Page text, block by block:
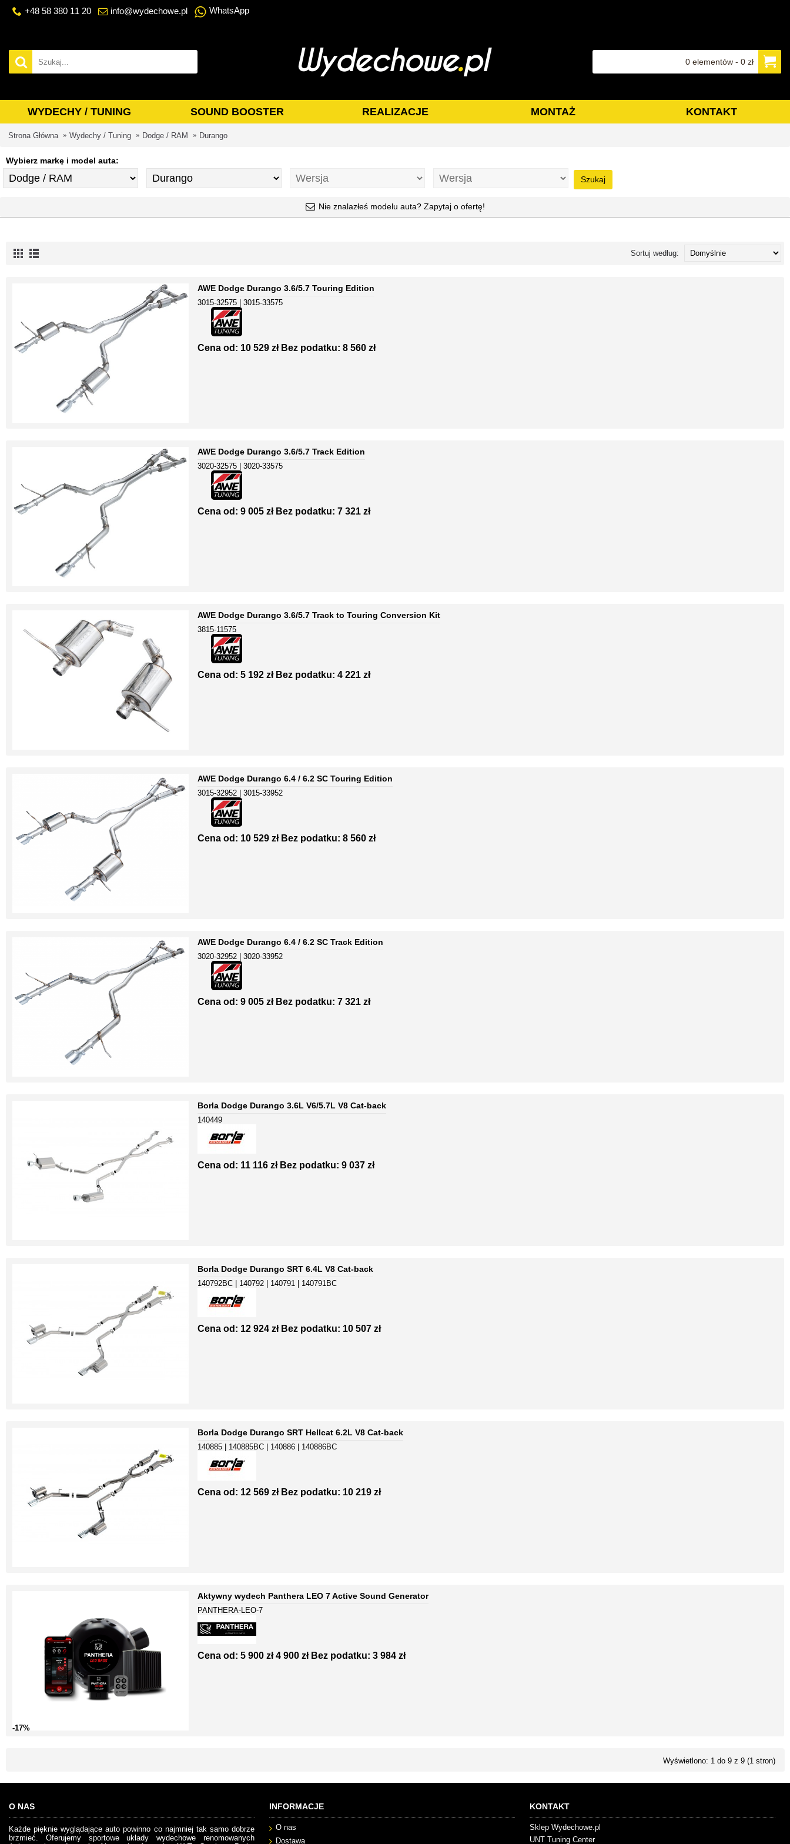
+48 58 380 11 20 info@wydechowe.pl WhatsApp
0 elementów - 0 zł
WYDECHY / TUNING SOUND BOOSTER REALIZACJE MONTAŻ KONTAKT
Strona Główna Wydechy / Tuning Dodge / RAM Durango
Wybierz markę i model auta:
Szukaj
Nie znalazłeś modelu auta? Zapytaj o ofertę!
Sortuj według:
AWE Dodge Durango 3.6/5.7 Touring Edition
3015-32575 | 3015-33575
Cena od: 10 529 zł Bez podatku: 8 560 zł
AWE Dodge Durango 3.6/5.7 Track Edition
3020-32575 | 3020-33575
Cena od: 9 005 zł Bez podatku: 7 321 zł
AWE Dodge Durango 3.6/5.7 Track to Touring Conversion Kit
3815-11575
Cena od: 5 192 zł Bez podatku: 4 221 zł
AWE Dodge Durango 6.4 / 6.2 SC Touring Edition
3015-32952 | 3015-33952
Cena od: 10 529 zł Bez podatku: 8 560 zł
AWE Dodge Durango 6.4 / 6.2 SC Track Edition
3020-32952 | 3020-33952
Cena od: 9 005 zł Bez podatku: 7 321 zł
Borla Dodge Durango 3.6L V6/5.7L V8 Cat-back
140449
Cena od: 11 116 zł Bez podatku: 9 037 zł
Borla Dodge Durango SRT 6.4L V8 Cat-back
140792BC | 140792 | 140791 | 140791BC
Cena od: 12 924 zł Bez podatku: 10 507 zł
Borla Dodge Durango SRT Hellcat 6.2L V8 Cat-back
140885 | 140885BC | 140886 | 140886BC
Cena od: 12 569 zł Bez podatku: 10 219 zł
-17%
Aktywny wydech Panthera LEO 7 Active Sound Generator
PANTHERA-LEO-7
Cena od: 5 900 zł 4 900 zł Bez podatku: 3 984 zł
Wyświetlono: 1 do 9 z 9 (1 stron)
O NAS
Każde pięknie wyglądające auto powinno co najmniej tak samo dobrze
brzmieć. Oferujemy sportowe układy wydechowe renomowanych
INFORMACJE
O nas
Dostawa
KONTAKT
Sklep Wydechowe.pl
UNT Tuning Center